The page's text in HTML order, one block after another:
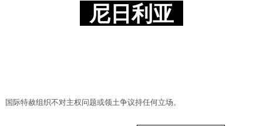
尼日利亚
国际特赦组织不对主权问题或领土争议持任何立场。